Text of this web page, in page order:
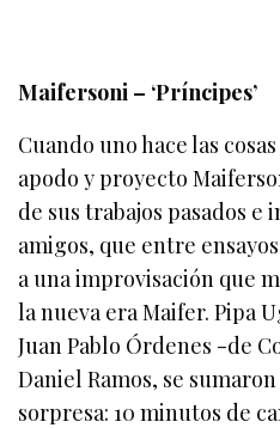
Maifersoni – ‘Príncipes’
Cuando uno hace las
apodo y proyecto
de sus trabajos pasados
amigos, que entre
a una improvisación que
la nueva era Maifer. Pipa
Juan Pablo Órdenes -de
Daniel Ramos, se
sorpresa: 10 minutos de